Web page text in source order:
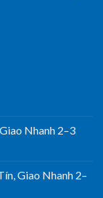
Nhanh 2–3
Giao Nhanh 2–